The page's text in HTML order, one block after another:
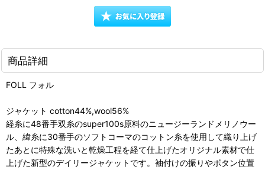
商品詳細
FOLL フォル
ジャケット cotton44%,wool56%
経糸に48番手双糸のsuper100s原料のニュージーランドメリノウー
ル、緯糸に30番手のソフトコーマのコットン糸を使用して織り上げ
たあとに特殊な洗いと乾燥工程を経て仕上げたオリジナル素材で仕
上げた新型のデイリージャケットです。袖付けの振りやボタン位置